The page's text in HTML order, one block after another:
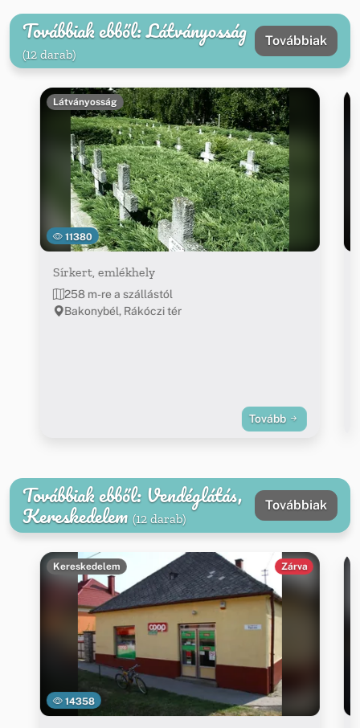
Továbbiak ebből: Látványosság
(12 darab)
Továbbiak
11380
Látványosság
Sírkert, emlékhely
258 m-re a szállástól
Bakonybél, Rákóczi tér
Tovább
Továbbiak ebből: Vendéglátás,
Kereskedelem (12 darab)
Továbbiak
14358
Kereskedelem Zárva